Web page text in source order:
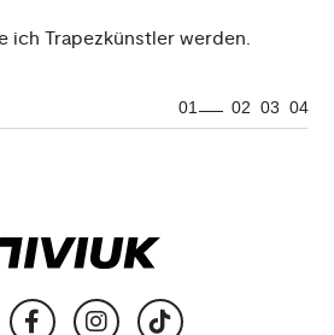
ich Trapezkünstler werden.
01 02 03 04